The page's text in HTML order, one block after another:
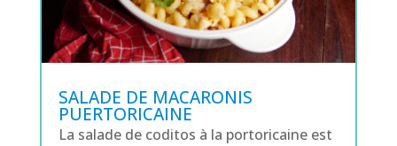
SALADE DE MACARONIS
PUERTORICAINE
La salade de coditos à la portoricaine est